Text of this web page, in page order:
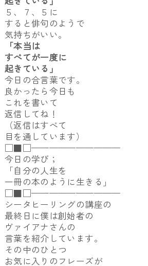
５、７、５に
すると俳句のようで
気持ちがいい。
「本当は
すべてが一度に
起きている」
今日の合言葉です。
良かったら今日も
これを書いて
返信してね！
（返信はすべて
目を通しています）
□■□——————————
今日の学び；
「自分の人生を
一冊の本のように生きる」
□■□——————————
シータヒーリングの講座の
最終日に僕は創始者の
ヴァイアナさんの
言葉を紹介しています。
その中のひとつ
お気に入りのフレーズが